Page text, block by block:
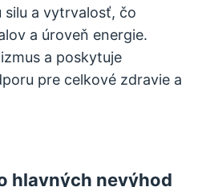
silu a vytrvalosť, čo
a úroveň energie.
a poskytuje
pre celkové zdravie a
hlavných nevýhod